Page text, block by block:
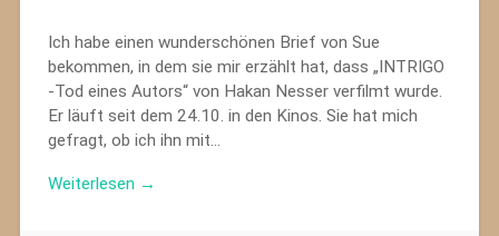
Ich habe einen wunderschönen Brief von Sue
bekommen, in dem sie mir erzählt hat, dass „INTRIGO
-Tod eines Autors“ von Hakan Nesser verfilmt wurde.
Er läuft seit dem 24.10. in den Kinos. Sie hat mich
gefragt, ob ich ihn mit…
Weiterlesen →